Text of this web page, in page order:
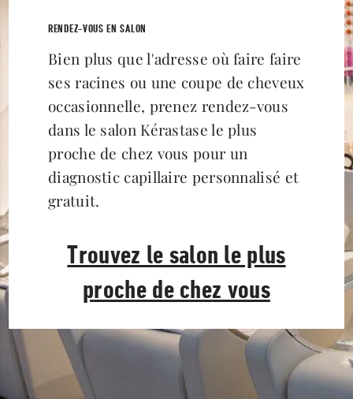
RENDEZ-VOUS EN SALON
Bien plus que l'adresse où faire faire
ses racines ou une coupe de cheveux
occasionnelle, prenez rendez-vous
dans le salon Kérastase le plus
proche de chez vous pour un
diagnostic capillaire personnalisé et
gratuit.
Trouvez le salon le plus
proche de chez vous